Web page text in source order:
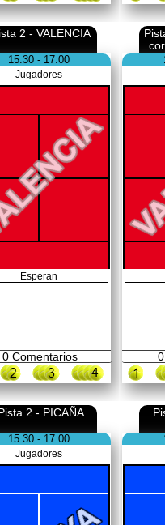
2 - VALENCIA
15:30 - 17:00
Jugadores
Esperan
0Comentarios 0
2 - PICAÑA
15:30 - 17:00
Jugadores